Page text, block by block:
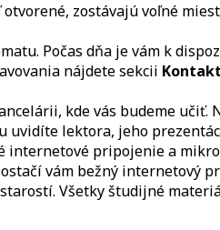
zostávajú voľné
Počas dňa je vám k
nájdete sekcii
kde vás budeme
lektora, jeho
pripojenie a
vám bežný internetový
Všetky študijné